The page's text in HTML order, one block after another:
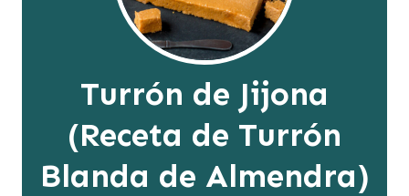
Turrón de Jijona
(Receta de Turrón
Blanda de Almendra)